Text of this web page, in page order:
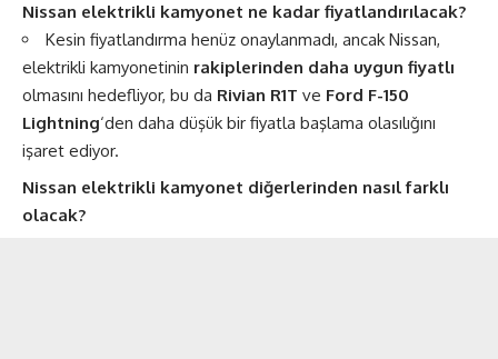
Nissan elektrikli kamyonet ne kadar fiyatlandırılacak?
Kesin fiyatlandırma henüz onaylanmadı, ancak Nissan,
elektrikli kamyonetinin rakiplerinden daha uygun fiyatlı
olmasını hedefliyor, bu da Rivian R1T ve Ford F-150
Lightning‘den daha düşük bir fiyatla başlama olasılığını
işaret ediyor.
Nissan elektrikli kamyonet diğerlerinden nasıl farklı
olacak?